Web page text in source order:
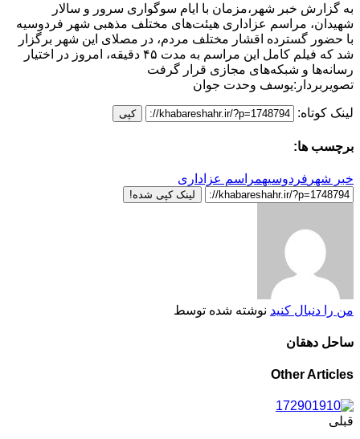
به گزارش خبر شهر،مزمان با ایام سوگواری سرور و سالار
شهیدان، مراسم عزاداری هیئت‌های مختلف مذهبی شهر فردوسیه
با حضور گسترده اقشار مختلف مردم، در مصلای این شهر برگزار
شد که فیلم کامل این مراسم به مدت ۴۵ دقیقه، امروز در اختیار
رسانه‌ها و شبکه‌های مجازی قرار گرفت
تصویربردار:یوسف وحدت جوان
لینک کوتاه: کپی
برچسب ها:
خبر شهر فردوسیهمراسم عزاداری
لینک کپی شده!
من را دنبال کنید نوشته شده توسط
ساحل دهقان
Other Articles
قبلی